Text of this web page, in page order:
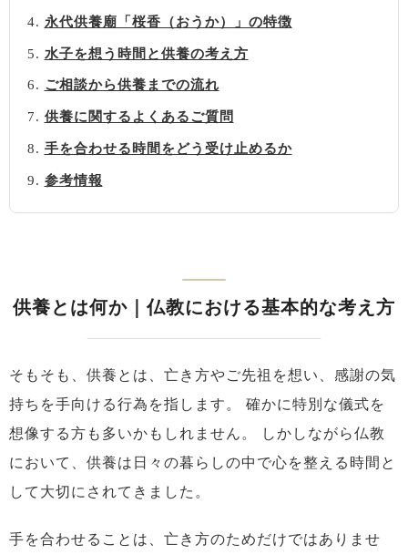
永代供養廟「桜香（おうか）」の特徴
水子を想う時間と供養の考え方
ご相談から供養までの流れ
供養に関するよくあるご質問
手を合わせる時間をどう受け止めるか
参考情報
供養とは何か｜仏教における基本的な考え方
そもそも、供養とは、亡き方やご先祖を想い、感謝の気
持ちを手向ける行為を指します。
確かに特別な儀式を
想像する方も多いかもしれません。
しかしながら仏教
において、供養は日々の暮らしの中で心を整える時間と
して大切にされてきました。
手を合わせることは、亡き方のためだけではありませ